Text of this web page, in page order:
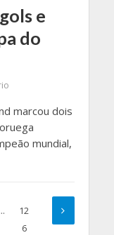
e
do
marcou dois
mundial,
…
12
6